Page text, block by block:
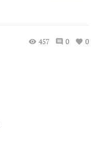
457 0 0